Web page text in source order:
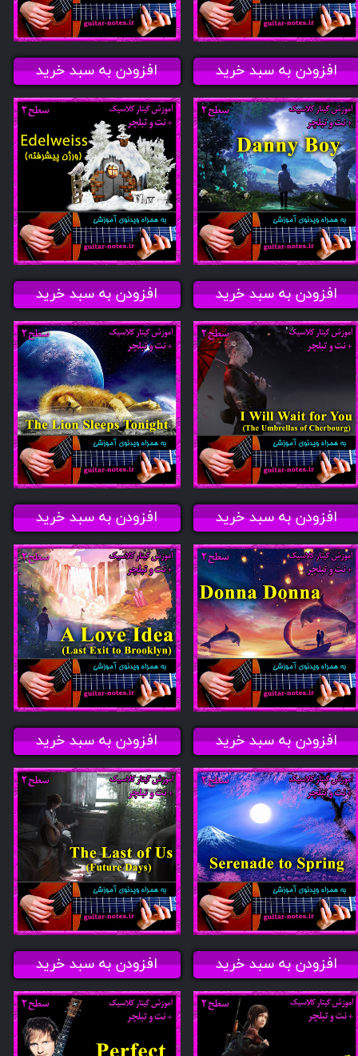
افزودن به سبد خرید افزودن به سبد خرید
افزودن به سبد خرید افزودن به سبد خرید
افزودن به سبد خرید افزودن به سبد خرید
افزودن به سبد خرید افزودن به سبد خرید
افزودن به سبد خرید افزودن به سبد خرید